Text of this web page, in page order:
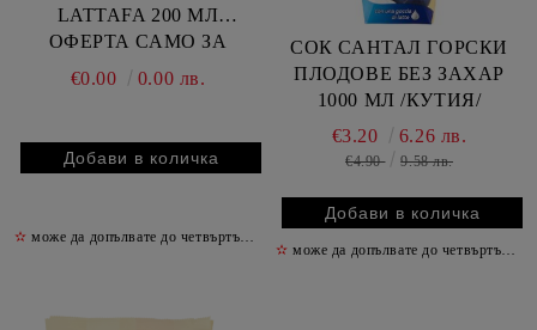
LATTAFA 200 МЛ
ОФЕРТА САМО ЗА
ЛАЙФА
€0.00 0.00 лв.
✫ може да допълвате до четвъртък включително
СОК САНТАЛ ГОРСКИ
ПЛОДОВЕ БЕЗ ЗАХАР
1000 МЛ /КУТИЯ/
€3.20
6.26 лв.
€4.90 9.58 лв.
✫ може да допълвате до четвъртък включително